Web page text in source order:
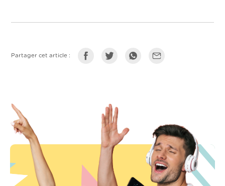
Partager cet article :